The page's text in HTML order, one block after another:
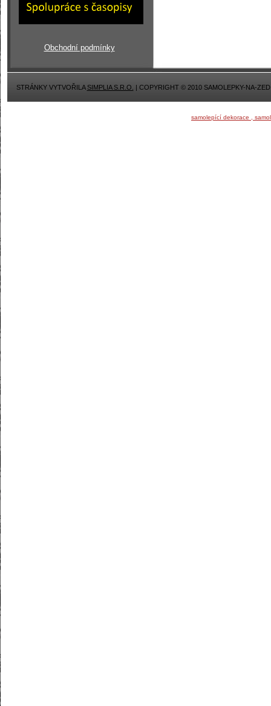
Obchodní podmínky
STRÁNKY VYTVOŘILASIMPLIA S.R.O. | COPYRIGHT © 2010 SAMOLEPKY-NA-
samolepící dekorace ,